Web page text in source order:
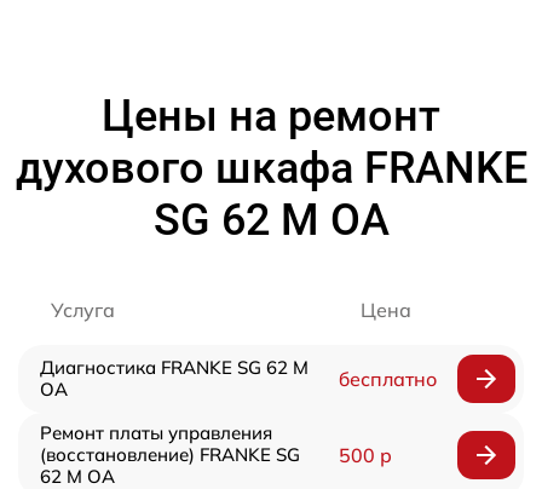
Цены на ремонт
духового шкафа FRANKE
SG 62 M OA
Услуга Цена
Диагностика FRANKE SG 62 M
OA
бесплатно
Ремонт платы управления
(восстановление) FRANKE SG
62 M OA
500 р